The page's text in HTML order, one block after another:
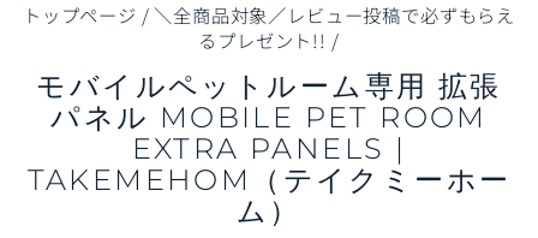
トップページ /＼全商品対象／レビュー投稿で必ずもらえ
るプレゼント!! /
モバイルペットルーム専用 拡張
パネル MOBILE PET ROOM
EXTRA PANELS |
TAKEMEHOM（テイクミーホー
ム）